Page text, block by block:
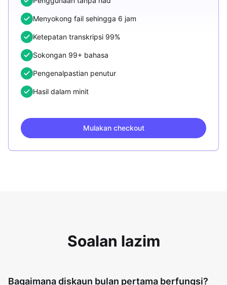
Menyokong fail sehingga 6 jam
Ketepatan transkripsi 99%
Sokongan 99+ bahasa
Pengenalpastian penutur
Hasil dalam minit
Mulakan checkout
Soalan lazim
Bagaimana diskaun bulan pertama berfungsi?